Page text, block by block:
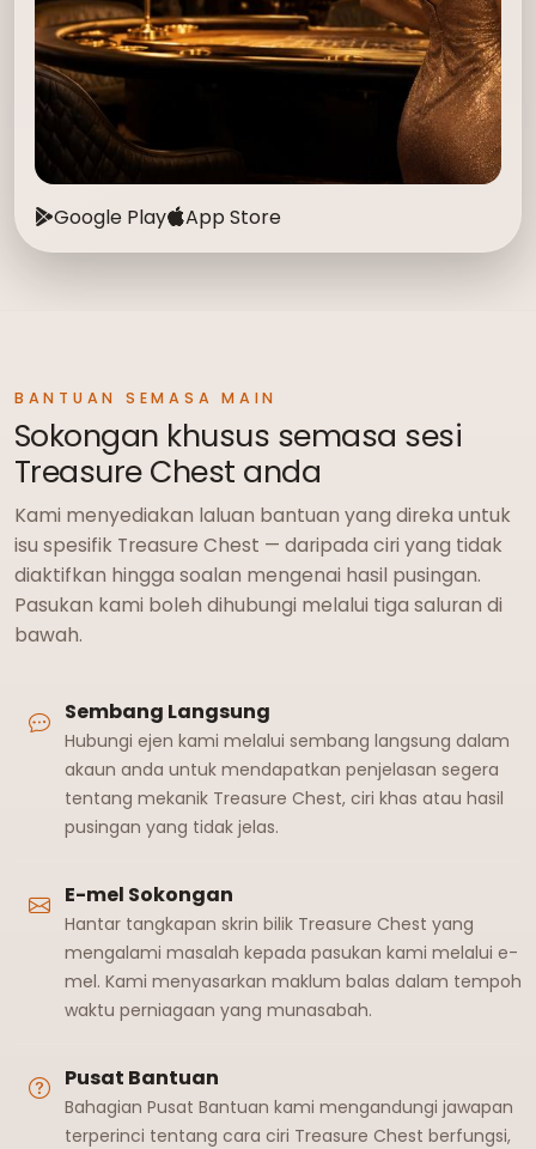
Google Play App Store
BANTUAN SEMASA MAIN
Sokongan khusus semasa sesi
Treasure Chest anda
Kami menyediakan laluan bantuan yang direka untuk
isu spesifik Treasure Chest — daripada ciri yang tidak
diaktifkan hingga soalan mengenai hasil pusingan.
Pasukan kami boleh dihubungi melalui tiga saluran di
bawah.
Sembang Langsung
Hubungi ejen kami melalui sembang langsung dalam
akaun anda untuk mendapatkan penjelasan segera
tentang mekanik Treasure Chest, ciri khas atau hasil
pusingan yang tidak jelas.
E-mel Sokongan
Hantar tangkapan skrin bilik Treasure Chest yang
mengalami masalah kepada pasukan kami melalui e-
mel. Kami menyasarkan maklum balas dalam tempoh
waktu perniagaan yang munasabah.
Pusat Bantuan
Bahagian Pusat Bantuan kami mengandungi jawapan
terperinci tentang cara ciri Treasure Chest berfungsi,